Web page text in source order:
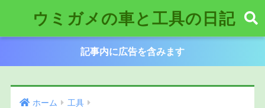
ウミガメの車と工具の日記
記事内に広告を含みます
ホーム 工具